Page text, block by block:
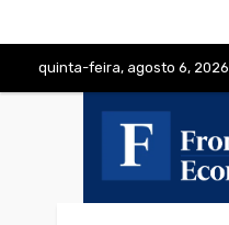
quinta-feira, agosto 6, 2026